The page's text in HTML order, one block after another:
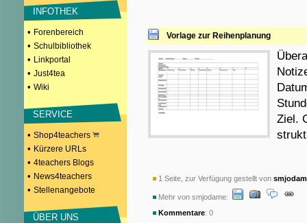
INFOTHEK
• Forenbereich
• Schulbibliothek
• Linkportal
• Just4tea
• Wiki
SERVICE
• Shop4teachers
• Kürzere URLs
• 4teachers Blogs
• News4teachers
• Stellenangebote
ÜBER UNS
Vorlage zur Reihenplanung
Ziel.
1 Seite, zur Verfügung gestellt von
Mehr von smjodame:
Kommentare: 0